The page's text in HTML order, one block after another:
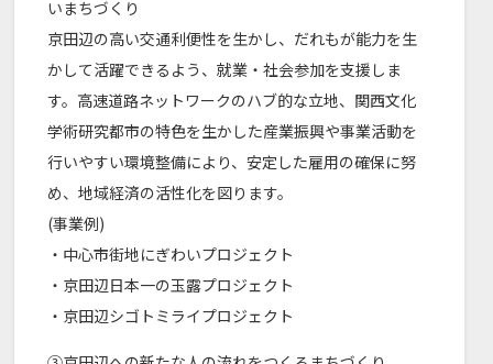
いまちづくり
京⽥辺の⾼い交通利便性を⽣かし、だれもが能⼒を⽣
かして活躍できるよう、就業・社会参加を⽀援しま
す。⾼速道路ネットワークのハブ的な立地、関⻄⽂化
学術研究都市の特色を生かした産業振興や事業活動を
行いやすい環境整備により、安定した雇用の確保に努
め、地域経済の活性化を図ります。
(事業例)
・中心市街地にぎわいプロジェクト
・京田辺日本一の玉露プロジェクト
・京田辺シゴトミライプロジェクト